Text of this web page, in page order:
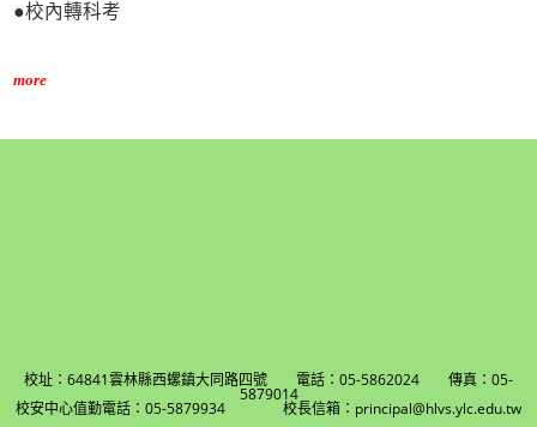
●校內轉科考
more
校址：64841雲林縣西螺鎮大同路四號 電話：05-5862024 傳真：05-
5879014
校安中心值勤電話：05-5879934 校長信箱：principal@hlvs.ylc.edu.tw